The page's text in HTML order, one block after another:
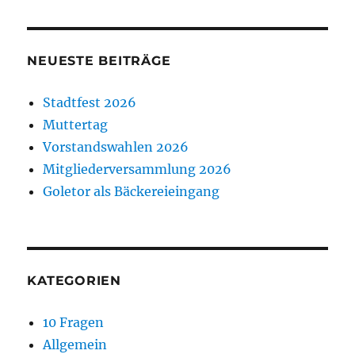
NEUESTE BEITRÄGE
Stadtfest 2026
Muttertag
Vorstandswahlen 2026
Mitgliederversammlung 2026
Goletor als Bäckereieingang
KATEGORIEN
10 Fragen
Allgemein